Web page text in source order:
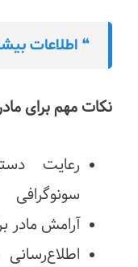
❝ اطلاعات
نکات مهم برای
رعایت
سونوگرافی
آرامش مادر